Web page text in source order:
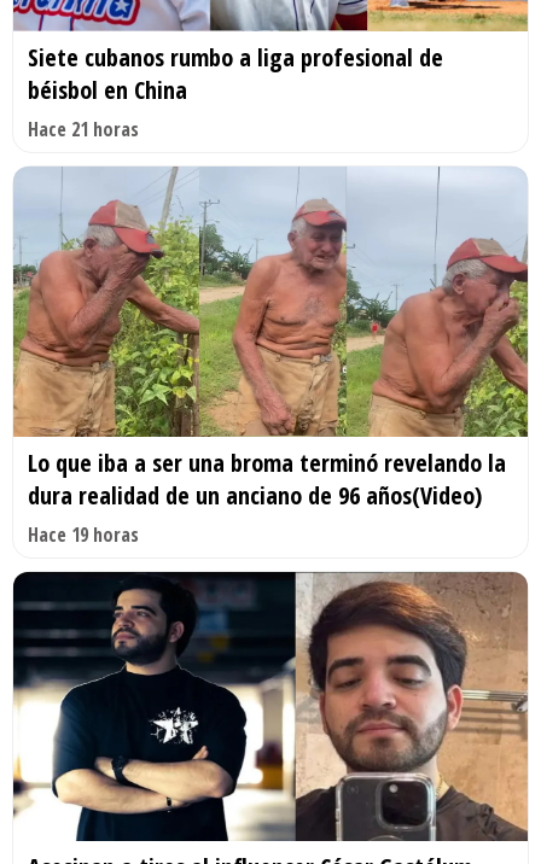
Siete cubanos rumbo a liga profesional de
béisbol en China
Hace 21 horas
Lo que iba a ser una broma terminó revelando la
dura realidad de un anciano de 96 años(Video)
Hace 19 horas